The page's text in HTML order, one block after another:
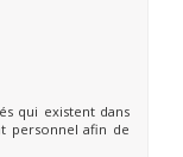
qui existent dans
personnel afin de